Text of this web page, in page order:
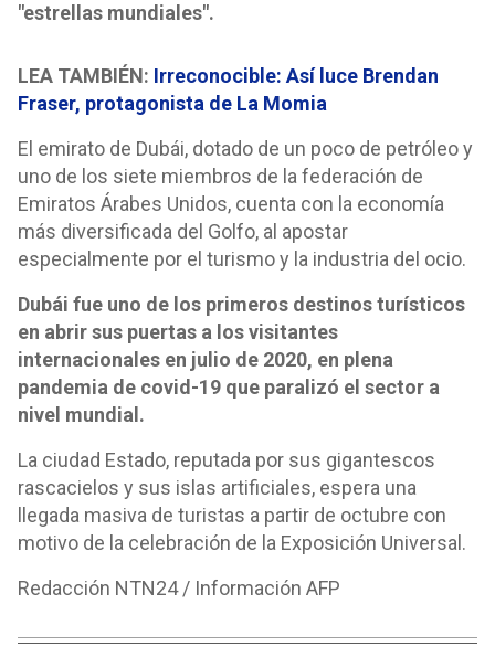
"estrellas mundiales".
LEA TAMBIÉN: Irreconocible: Así luce Brendan
Fraser, protagonista de La Momia
El emirato de Dubái, dotado de un poco de petróleo y
uno de los siete miembros de la federación de
Emiratos Árabes Unidos, cuenta con la economía
más diversificada del Golfo, al apostar
especialmente por el turismo y la industria del ocio.
Dubái fue uno de los primeros destinos turísticos
en abrir sus puertas a los visitantes
internacionales en julio de 2020, en plena
pandemia de covid-19 que paralizó el sector a
nivel mundial.
La ciudad Estado, reputada por sus gigantescos
rascacielos y sus islas artificiales, espera una
llegada masiva de turistas a partir de octubre con
motivo de la celebración de la Exposición Universal.
Redacción NTN24 / Información AFP